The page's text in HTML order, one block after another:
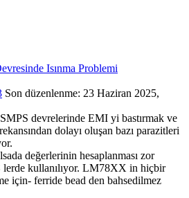
Isınma Problemi
Son düzenlenme: 23 Haziran 2025,
devrelerinde EMI yi bastırmak ve
dolayı oluşan bazı parazitleri
değerlerinin hesaplanması zor
kullanılıyor. LM78XX in hiçbir
için- ferride bead den bahsedilmez